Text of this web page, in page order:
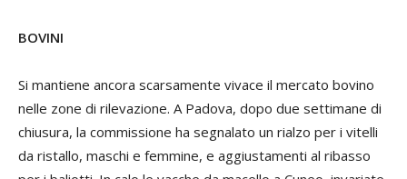
BOVINI
Si mantiene ancora scarsamente vivace il mercato bovino
nelle zone di rilevazione. A Padova, dopo due settimane di
chiusura, la commissione ha segnalato un rialzo per i vitelli
da ristallo, maschi e femmine, e aggiustamenti al ribasso